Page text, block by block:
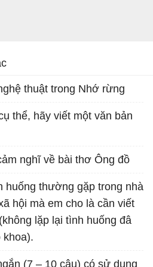
thuật trong Nhớ rừng
thể, hãy viết một văn bản
nghĩ về bài thơ Ông đồ
huống thường gặp trong nhà
hội mà em cho là cần viết
lặp lại tình huống đâ
khoa).
(7 – 10 câu) có sử dụng